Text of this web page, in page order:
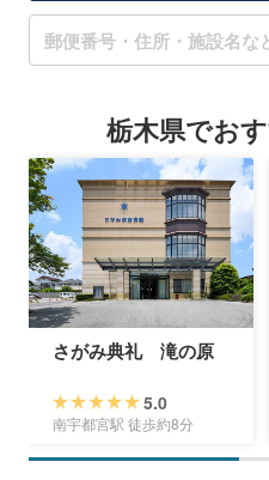
栃木県でお
さがみ典礼 滝の原
5.0
南宇都宮駅 徒歩約8分